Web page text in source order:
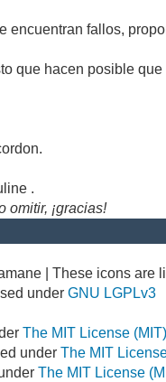
encuentran fallos,
que hacen posible
.
omitir, ¡gracias!
| These icons
underGNU LGPLv3
The MIT License (MIT)
underThe MIT
The MIT License